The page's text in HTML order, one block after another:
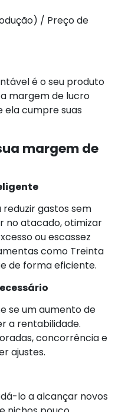
/ Preço de
é o seu produto
margem de lucro
ela cumpre suas
margem de
gastos sem
no atacado, otimizar
ou escassez
como Treinta
de forma eficiente.
se um aumento de
a rentabilidade.
concorrência e
ajustes.
lo a alcançar novos